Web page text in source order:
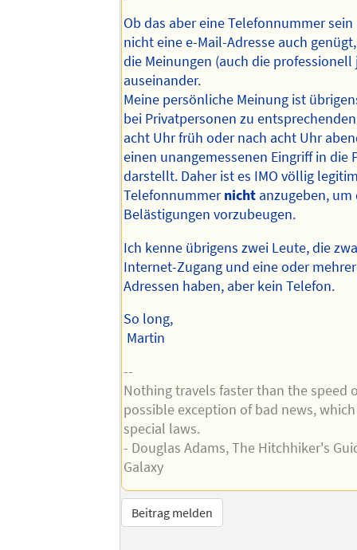
Ob das aber eine Telefonnummer sein
nicht eine e-Mail-Adresse auch
die Meinungen (auch die
auseinander.
Meine persönliche Meinung ist
bei Privatpersonen zu
acht Uhr früh oder nach acht Uhr
einen unangemessenen Eingriff in die
darstellt. Daher ist es IMO völlig
Telefonnummernicht anzugeben,
Belästigungen vorzubeugen.
Ich kenne übrigens zwei Leute, die
Internet-Zugang und eine oder
Adressen haben, aber kein Telefon.
So long,
Martin
--
Nothing travels faster than the speed
possible exception of bad news,
special laws.
- Douglas Adams, The Hitchhiker's
Galaxy
Beitrag melden